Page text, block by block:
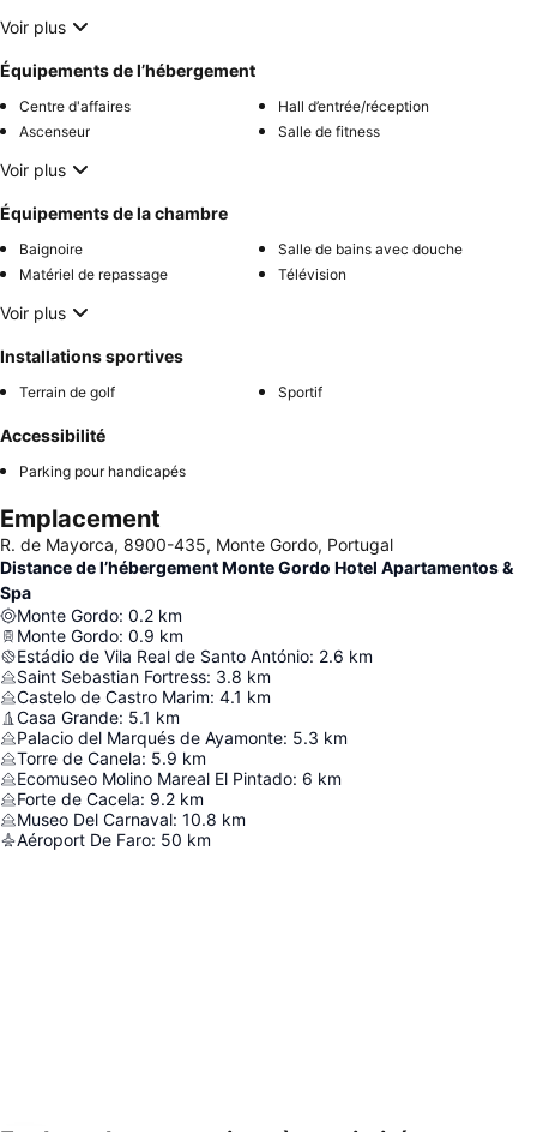
Voir plus
Équipements de l’hébergement
Centre d'affaires
Hall d’entrée/réception
Ascenseur
Salle de fitness
Voir plus
Équipements de la chambre
Baignoire
Salle de bains avec douche
Matériel de repassage
Télévision
Voir plus
Installations sportives
Terrain de golf Sportif
Accessibilité
Parking pour handicapés
Emplacement
R. de Mayorca, 8900-435, Monte Gordo, Portugal
Distance de l’hébergement Monte Gordo Hotel Apartamentos &
Spa
Monte Gordo: 0.2 km
Monte Gordo: 0.9 km
Estádio de Vila Real de Santo António: 2.6 km
Saint Sebastian Fortress: 3.8 km
Castelo de Castro Marim: 4.1 km
Casa Grande: 5.1 km
Palacio del Marqués de Ayamonte: 5.3 km
Torre de Canela: 5.9 km
Ecomuseo Molino Mareal El Pintado: 6 km
Forte de Cacela: 9.2 km
Museo Del Carnaval: 10.8 km
Aéroport De Faro: 50 km